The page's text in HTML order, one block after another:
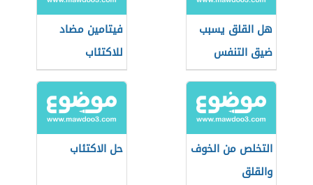
هل القلق يسبب
ضيق التنفس
فيتامين مضاد
للاكتئاب
التخلص من الخوف
والقلق
حل الاكتئاب